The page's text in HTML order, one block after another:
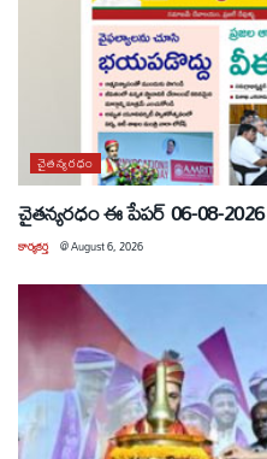
చైతన్యరధం
చైతన్యరధం ఈ పేపర్ 06-08-2026
కార్యకర్త @August 6, 2026